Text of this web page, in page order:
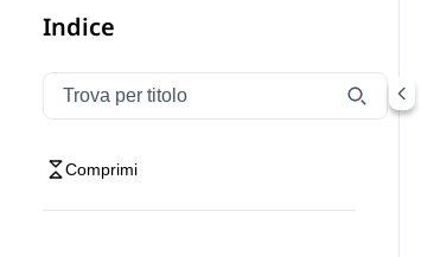
Indice
Filtra la navigazione per titolo
Digitare per filtrare gli elementi di
Comprimi